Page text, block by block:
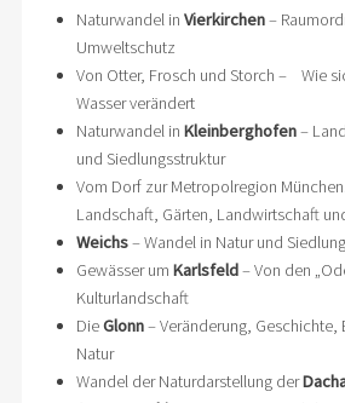
Naturwandel in Vierkirchen–
Umweltschutz
Von Otter, Frosch und Storch – Wie
Wasser verändert
Naturwandel in Kleinberghofen–
und Siedlungsstruktur
Vom Dorf zur Metropolregion
Landschaft, Gärten, Landwirtschaft
Weichs– Wandel in Natur und
Gewässer um Karlsfeld– Von den
Kulturlandschaft
DieGlonn– Veränderung, Geschichte,
Natur
Wandel der Naturdarstellung der